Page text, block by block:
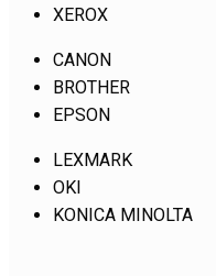
XEROX
CANON
BROTHER
EPSON
LEXMARK
OKI
KONICA MINOLTA